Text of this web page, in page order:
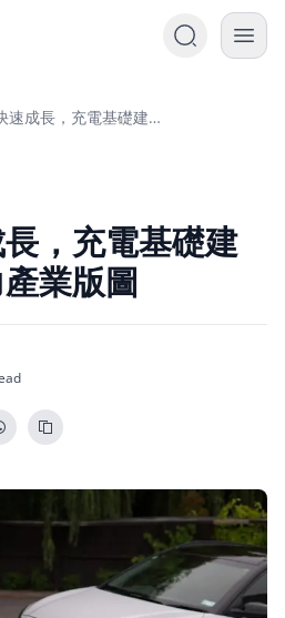
電動車快速成長，充電基礎建設正重塑電力產業版圖
，充電基礎建
業版圖